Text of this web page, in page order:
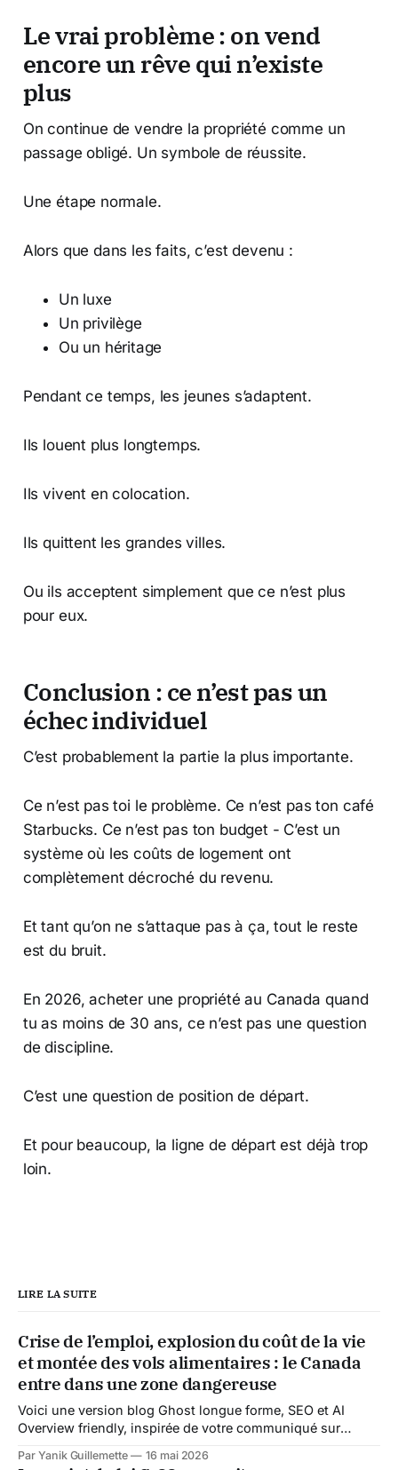
Le vrai problème : on vend
encore un rêve qui n’existe
plus
On continue de vendre la propriété comme un
passage obligé. Un symbole de réussite.
Une étape normale.
Alors que dans les faits, c’est devenu :
Un luxe
Un privilège
Ou un héritage
Pendant ce temps, les jeunes s’adaptent.
Ils louent plus longtemps.
Ils vivent en colocation.
Ils quittent les grandes villes.
Ou ils acceptent simplement que ce n’est plus
pour eux.
Conclusion : ce n’est pas un
échec individuel
C’est probablement la partie la plus importante.
Ce n’est pas toi le problème. Ce n’est pas ton café
Starbucks. Ce n’est pas ton budget - C’est un
système où les coûts de logement ont
complètement décroché du revenu.
Et tant qu’on ne s’attaque pas à ça, tout le reste
est du bruit.
En 2026, acheter une propriété au Canada quand
tu as moins de 30 ans, ce n’est pas une question
de discipline.
C’est une question de position de départ.
Et pour beaucoup, la ligne de départ est déjà trop
loin.
LIRE LA SUITE
Crise de l’emploi, explosion du coût de la vie
et montée des vols alimentaires : le Canada
entre dans une zone dangereuse
Voici une version blog Ghost longue forme, SEO et AI
Overview friendly, inspirée de votre communiqué sur
2026, quelque chose semble se fissurer profondément au
Par Yanik Guillemette 16 mai 2026